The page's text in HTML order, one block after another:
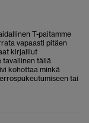
T-paitamme
vapaasti pitäen
kirjaillut
tavallinen tällä
kohottaa minkä
tai